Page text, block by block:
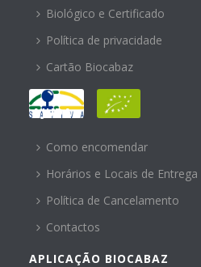
Biológico e Certificado
Política de privacidade
Cartão Biocabaz
AJUDA
Como encomendar
Horários e Locais de Entrega
Política de Cancelamento
Contactos
APLICAÇÃO BIOCABAZ